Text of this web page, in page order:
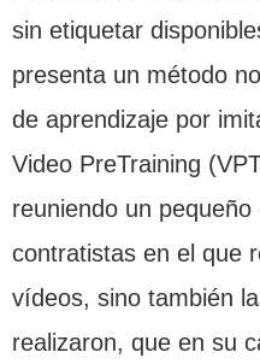
sin etiquetar
presenta un método
de aprendizaje por
Video PreTraining
reuniendo un
contratistas en el que
vídeos, sino también
realizaron, que en su